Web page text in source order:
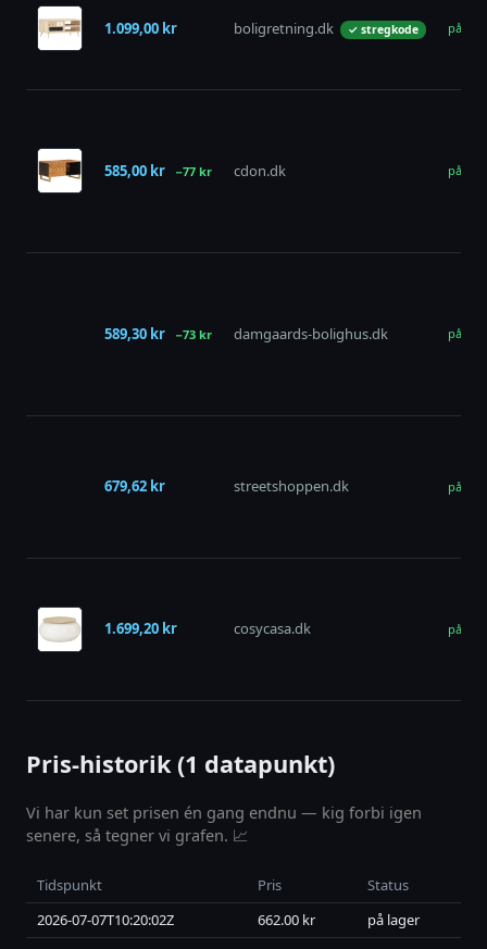
1.099,00 kr boligretning.dk ✓ stregkode på
585,00 kr −77 kr cdon.dk på
589,30 kr −73 kr damgaards-bolighus.dk på
679,62 kr streetshoppen.dk på
1.699,20 kr cosycasa.dk på
Pris-historik (1 datapunkt)
Vi har kun set prisen én gang endnu — kig forbi igen
senere, så tegner vi grafen. 📈
Tidspunkt Pris
Status
2026-07-07T10:20:02Z
662.00 kr på lager